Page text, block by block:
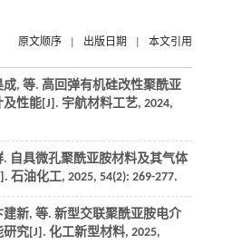
原文顺序 出版日期 本文引用
成, 等. 高回弹有机硅改性聚酰亚
及性能[J]. 宇航材料工艺, 2024,
. 自具微孔聚酰亚胺材料及其气体
石油化工, 2025, 54(2): 269-277.
建新, 等. 新型交联聚酰亚胺电介
研究[J]. 化工新型材料, 2025,